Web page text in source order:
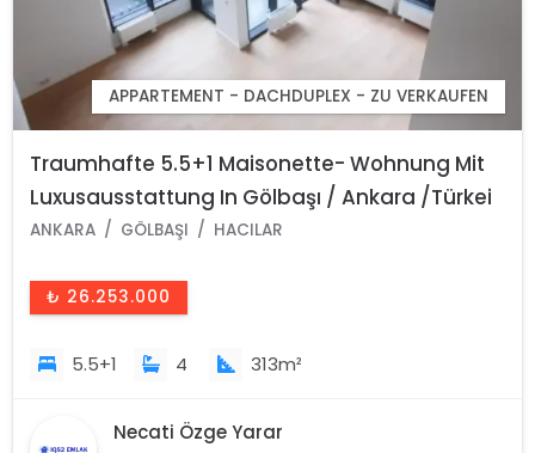
APPARTEMENT - DACHDUPLEX - ZU VERKAUFEN
Traumhafte 5.5+1 Maisonette- Wohnung Mit
Luxusausstattung In Gölbaşı / Ankara /Türkei
ANKARA GÖLBAŞI HACILAR
₺ 26.253.000
5.5+1 4 313m²
Necati Özge Yarar